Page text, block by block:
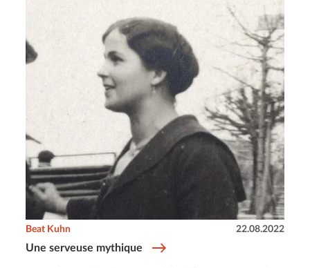
Une serveuse mythique
Beat Kuhn 22.08.2022